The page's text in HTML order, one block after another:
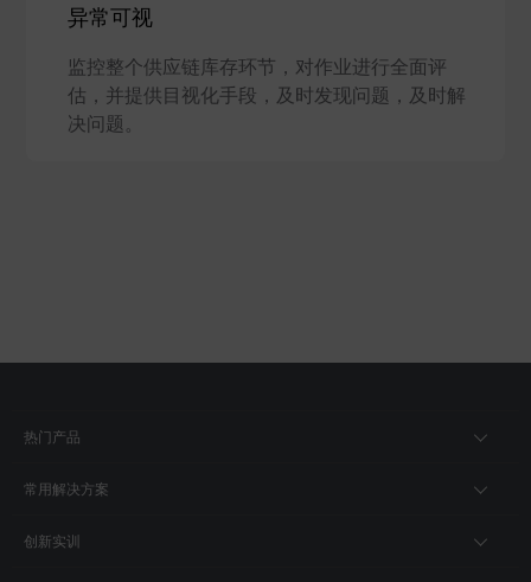
异常可视
监控整个供应链库存环节，对作业进行全面评
估，并提供目视化手段，及时发现问题，及时解
决问题。
热门产品
常用解决方案
创新实训